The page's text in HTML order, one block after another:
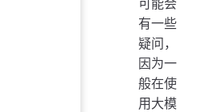
有一些
疑问，
因为一
般在使
用大模